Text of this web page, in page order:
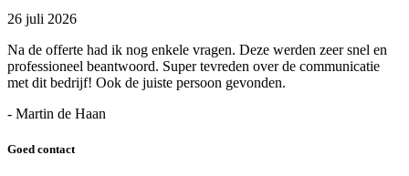
26 juli 2026
Na de offerte had ik nog enkele vragen. Deze werden zeer snel en
professioneel beantwoord. Super tevreden over de communicatie
met dit bedrijf! Ook de juiste persoon gevonden.
- Martin de Haan
Goed contact